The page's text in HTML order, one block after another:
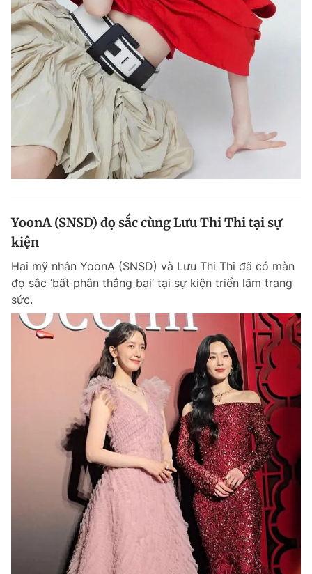
YoonA (SNSD) đọ sắc cùng Lưu Thi Thi tại sự
kiện
Hai mỹ nhân YoonA (SNSD) và Lưu Thi Thi đã có màn
đọ sắc ‘bất phân thắng bại’ tại sự kiện triển lãm trang
sức.